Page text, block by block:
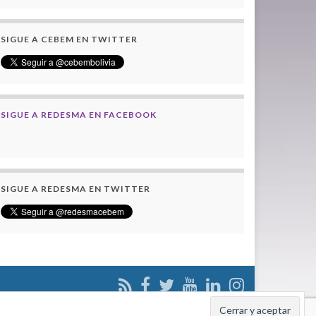
SIGUE A CEBEM EN TWITTER
SIGUE A REDESMA EN FACEBOOK
SIGUE A REDESMA EN TWITTER